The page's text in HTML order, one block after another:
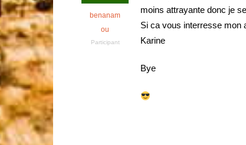
benanam
ou
Participant
moins attrayante donc je
Si ca vous interresse mon
Karine
Bye